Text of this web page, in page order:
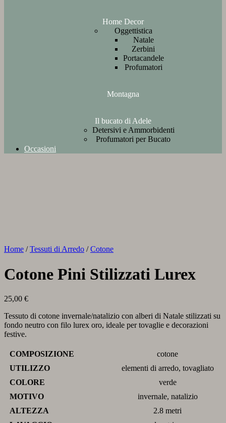
Home Decor
Oggettistica
Natale
Zerbini
Portacandele
Profumatori
Montagna
Il bucato di Adele
Detersivi e Ammorbidenti
Profumatori per Bucato
Occasioni
Home / Tessuti di Arredo / Cotone
Cotone Pini Stilizzati Lurex
25,00 €
Tessuto di cotone invernale/natalizio con alberi di Natale stilizzati su
fondo neutro con filo lurex oro, ideale per tovaglie e decorazioni
festive.
COMPOSIZIONE
cotone
UTILIZZO
elementi di arredo, tovagliato
COLORE
verde
MOTIVO
invernale, natalizio
ALTEZZA
2.8 metri